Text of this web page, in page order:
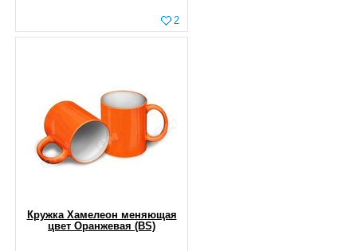
2
Кружка Хамелеон меняющая
цвет Оранжевая (BS)